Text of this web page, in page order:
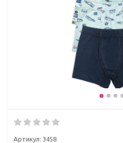
Артикул: 3458